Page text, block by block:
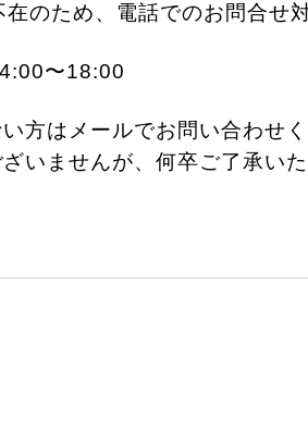
のため、電話でのお問合せ
〜18:00
方はメールでお問い合わせ
いませんが、何卒ご了承い